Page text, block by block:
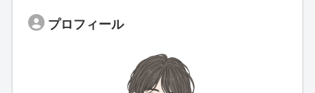
プロフィール